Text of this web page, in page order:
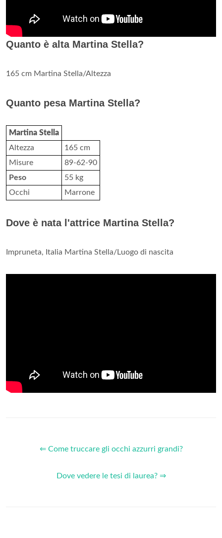
Quanto è alta Martina Stella?
165 cm Martina Stella/Altezza
Quanto pesa Martina Stella?
Martina Stella
Altezza
165 cm
Misure
89-62-90
Peso
55 kg
Occhi
Marrone
Dove è nata l'attrice Martina Stella?
Impruneta, Italia Martina Stella/Luogo di nascita
⇐ Come truccare gli occhi azzurri grandi?
Dove vedere le tesi di laurea? ⇒